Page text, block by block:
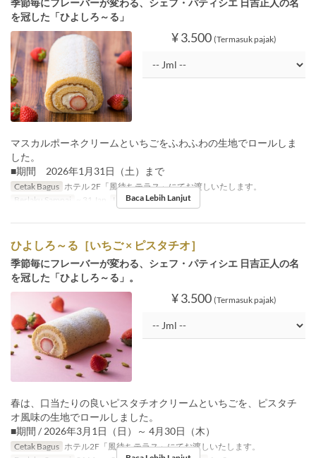
季節毎にフレーバーが変わる、シェフ・パティシエ 日吉正人の名
を冠した「ひよしろ～る」
¥ 3.500 (Termasuk pajak)
マスカルポーネクリームといちごをふわふわの生地でロールしま
した。
■期間 2026年1月31日（土）まで
Cetak Bagus ホテル 2F「風待ちテラス」にてお渡しいたします。
Berlaku Sampai
~ 31 Jan Limit Pemesanan 1 ~ 9
Baca Lebih Lanjut
ひよしろ～る［いちご × ピスタチオ］
季節毎にフレーバーが変わる、シェフ・パティシエ 日吉正人の名
を冠した「ひよしろ～る」。
¥ 3.500 (Termasuk pajak)
春は、口当たりの良いピスタチオクリームといちごを、ピスタチ
オ風味の生地でロールしました。
■期間 / 2026年3月1日（日）～ 4月30日（木）
Cetak Bagus ホテル2F「風待ちテラス」にてお渡しいたします。